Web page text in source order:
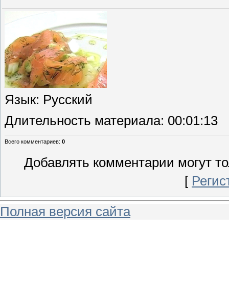
Язык: Русский
Длительность материала: 00:01:13
Всего комментариев: 0
Добавлять комментарии могут
[
Полная версия сайта